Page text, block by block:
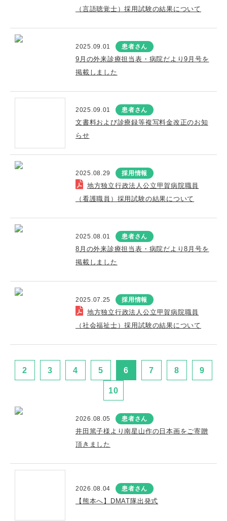
（言語聴覚士）採用試験の結果について
2025.09.01 患者さん
9月の外来診療担当表・病院だより9月号を
掲載しました
2025.09.01 患者さん
文書料および診療録等複写料金改正のお知
らせ
2025.08.29 採用情報
地方独立行政法人公立甲賀病院職員
（看護職員）採用試験の結果について
2025.08.01 患者さん
8月の外来診療担当表・病院だより8月号を
掲載しました
2025.07.25 採用情報
地方独立行政法人公立甲賀病院職員
（社会福祉士）採用試験の結果について
2 3 4 5 6 7 8 9
10
2026.08.05 患者さん
井田篤子様より南星山作の日本画をご寄贈
頂きました
2026.08.04 患者さん
【熊本へ】DMAT隊出発式